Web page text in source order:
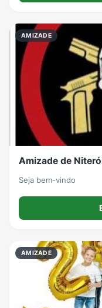
AMIZADE
Amizade de
Seja bem-vindo
AMIZADE